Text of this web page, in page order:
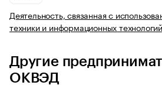
Деятельность, связанная с
техники и информационных
Другие
ОКВЭД